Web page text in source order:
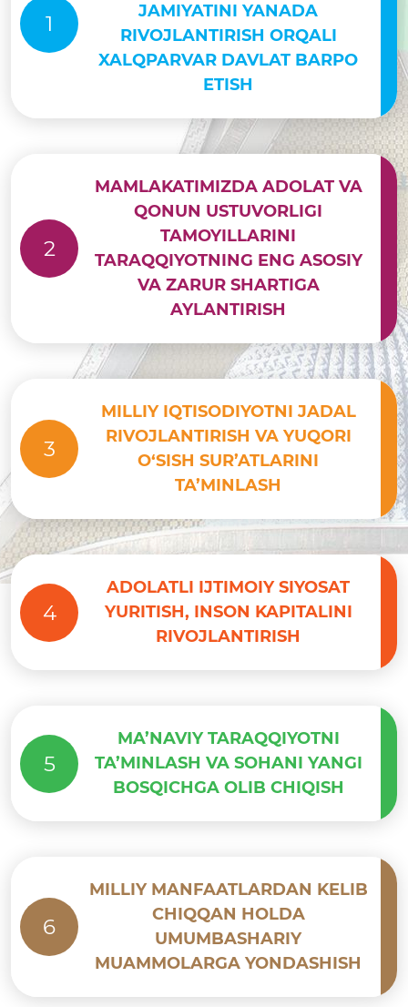
1
JAMIYATINI YANADA
RIVOJLANTIRISH ORQALI
XALQPARVAR DAVLAT BARPO
ETISH
2
MAMLAKATIMIZDA ADOLAT VA
QONUN USTUVORLIGI
TAMOYILLARINI
TARAQQIYOTNING ENG ASOSIY
VA ZARUR SHARTIGA
AYLANTIRISH
3
MILLIY IQTISODIYOTNI JADAL
RIVOJLANTIRISH VA YUQORI
O‘SISH SUR’ATLARINI
TA’MINLASH
4
ADOLATLI IJTIMOIY SIYOSAT
YURITISH, INSON KAPITALINI
RIVOJLANTIRISH
5
MA’NAVIY TARAQQIYOTNI
TA’MINLASH VA SOHANI YANGI
BOSQICHGA OLIB CHIQISH
6
MILLIY MANFAATLARDAN KELIB
CHIQQAN HOLDA
UMUMBASHARIY
MUAMMOLARGA YONDASHISH